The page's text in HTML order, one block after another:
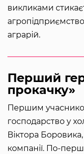
викликами
аграрій.
Перший
прокачку»
Першим
господарство у
Віктора
компанії. По-